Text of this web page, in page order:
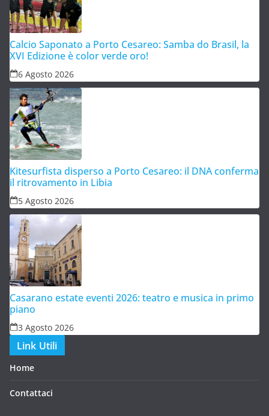
Calcio Saponato a Porto Cesareo: Samba do Brasil, la
XVI Edizione è color verde oro!
6 Agosto 2026
Kitesurfista disperso a Porto Cesareo: il DNA conferma
il ritrovamento in Libia
5 Agosto 2026
Casarano estate eventi 2026: teatro e musica in primo
piano
3 Agosto 2026
Link Utili
Home
Contattaci